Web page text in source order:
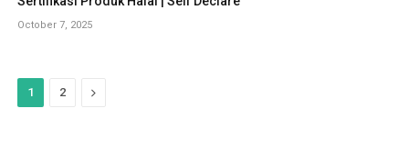
October 7, 2025
1 2
N